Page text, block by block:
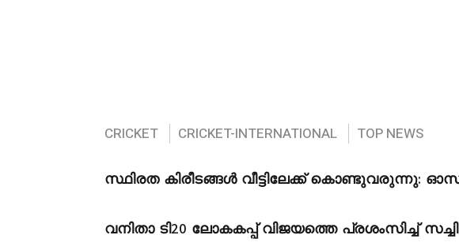
CRICKET CRICKET-INTERNATIONAL TOP NEWS
സ്ഥിരത കിരീടങ്ങൾ വീട്ടിലേക്ക് കൊണ്ടുവരുന്നു:
വനിതാ ടി20 ലോകകപ്പ് വിജയത്തെ പ്രശംസിച്ച്